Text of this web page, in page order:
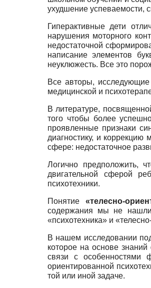
ухудшение успеваемости,
Гиперактивные дети
нарушения моторного
недостаточной
написание элементов
неуклюжесть. Все это
Все авторы,
медицинской и
В литературе,
того чтобы более
проявленные признаки
диагностику, и коррекцию
сфере: недостаточное
Логично предположить,
двигательной сферой
психотехники.
Понятие «телесно-
содержания мы не нашли
«психотехника» и
В нашем исследовании
которое на основе
связи с особенностями
ориентированной
той или иной задаче.